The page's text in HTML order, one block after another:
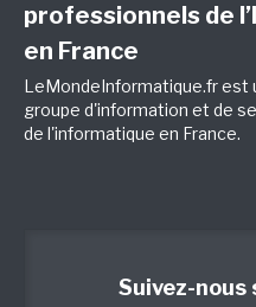
professionnels de
en France
LeMondeInformatique.fr est
groupe d'information et de
de l'informatique en France.
Suivez-nous